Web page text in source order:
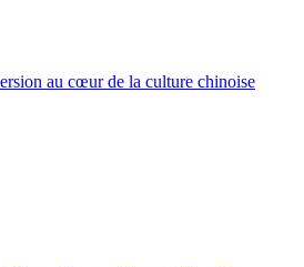
au cœur de la culture chinoise